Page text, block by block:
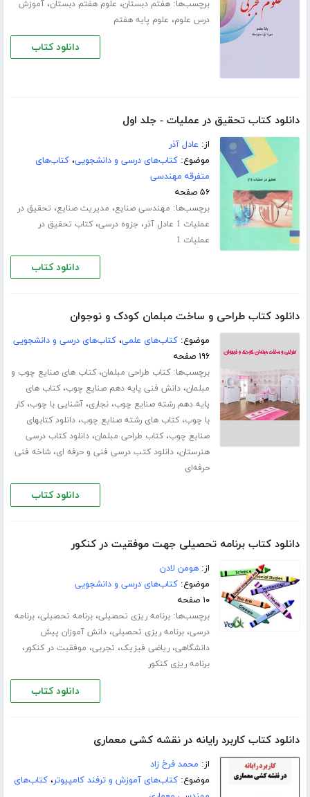
برچسب‌ها:هفتم دبستان، علوم هفتم دبستان،آموزش
درس علوم، علوم پایه هفتم
دانلود کتاب
دانلود کتاب تحقیق در عملیات - جلد اول
از: عادل آذر
موضوع:کتاب‌های درسی و دانشجویی،کتاب‌های
متفرقه مهندسی
۵۶ صفحه
برچسب‌ها: مهندسی صنایع، مدیریت صنایع، تحقیق در
عملیات 1 عادل آذر
، جزوه درسی،کتاب تحقیق در
عملیات 1
دانلود کتاب
دانلود کتاب طراحی و ساخت مبلمان کودک و نوجوان
موضوع:کتاب‌های علمی،کتاب‌های درسی و دانشجویی
۱۹۶ صفحه
برچسب‌ها:کتاب طراحی مبلمان،کتاب های صنایع چوب و
مبلمان،دانش فنی پایه دهم صنایع چوب،کتاب های
پایه دهم رشته صنایع چوب،نجاری،آشنایی با چوب،کار
با چوب،کتاب های رشته صنایع چوب،دانلود کتابهای
صنایع چوب،کتاب طراحی مبلمان،دانلود کتاب درسی
هنرستان،دانلود کتب درسی فنی و حرفه ای،شاخه فنی
حرفه‌ای
دانلود کتاب
دانلود کتاب برنامه تحصیلی جهت موفقیت در کنکور
از:هومن لادن
موضوع:کتاب‌های درسی و دانشجویی
۱۰ صفحه
برچسب‌ها:برنامه ریزی تحصیلی،برنامه تحصیلی،برنامه
درسی،برنامه ریزی تحصیلی،دانش آموزان پیش
دانشگاهی،ریاضی فیزیک، تجربی، موفقیت در کنکور،
برنامه ریزی کنکور
دانلود کتاب
دانلود کتاب کاربرد رایانه در نقشه کشی معماری
از: محمد فرخ زاد
موضوع:کتاب‌های آموزش و ترفند کامپیوتر،کتاب‌های